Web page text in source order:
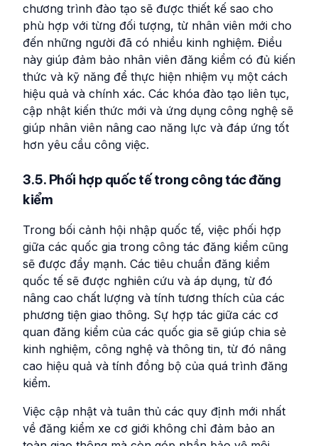
chương trình đào tạo sẽ được thiết kế sao cho
phù hợp với từng đối tượng, từ nhân viên mới cho
đến những người đã có nhiều kinh nghiệm. Điều
này giúp đảm bảo nhân viên đăng kiểm có đủ kiến
thức và kỹ năng để thực hiện nhiệm vụ một cách
hiệu quả và chính xác. Các khóa đào tạo liên tục,
cập nhật kiến thức mới và ứng dụng công nghệ sẽ
giúp nhân viên nâng cao năng lực và đáp ứng tốt
hơn yêu cầu công việc.
3.5. Phối hợp quốc tế trong công tác đăng
kiểm
Trong bối cảnh hội nhập quốc tế, việc phối hợp
giữa các quốc gia trong công tác đăng kiểm cũng
sẽ được đẩy mạnh. Các tiêu chuẩn đăng kiểm
quốc tế sẽ được nghiên cứu và áp dụng, từ đó
nâng cao chất lượng và tính tương thích của các
phương tiện giao thông. Sự hợp tác giữa các cơ
quan đăng kiểm của các quốc gia sẽ giúp chia sẻ
kinh nghiệm, công nghệ và thông tin, từ đó nâng
cao hiệu quả và tính đồng bộ của quá trình đăng
kiểm.
Việc cập nhật và tuân thủ các quy định mới nhất
về đăng kiểm xe cơ giới không chỉ đảm bảo an